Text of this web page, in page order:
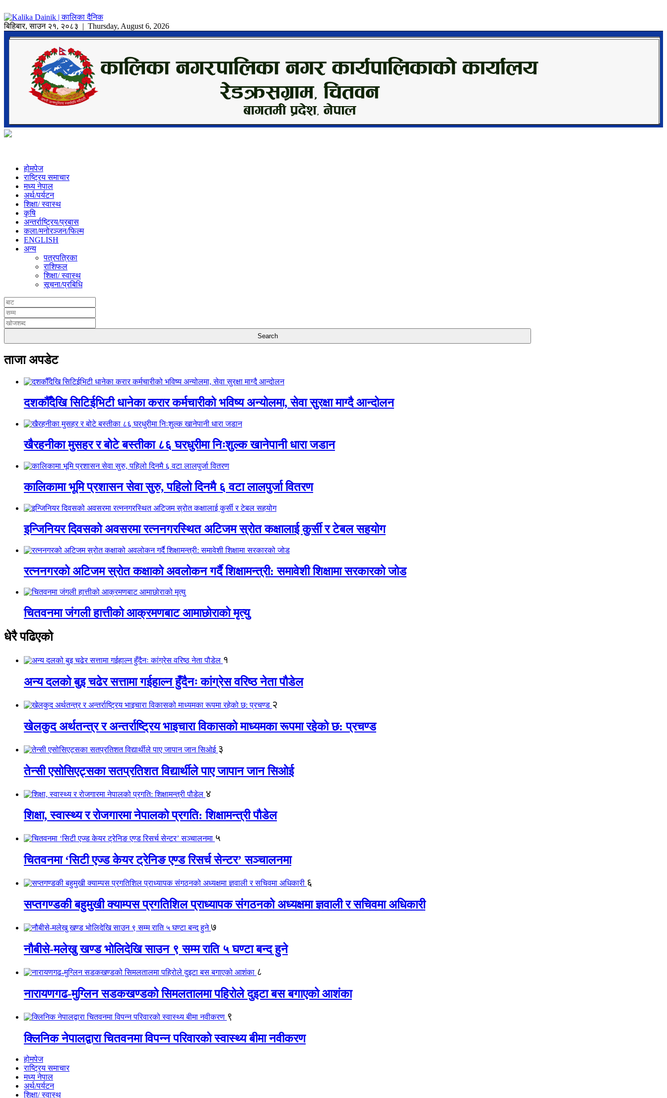
बिहिबार,साउन २१, २०८३ | Thursday, August 6, 2026
होमपेज
राष्ट्रिय समाचार
मध्य नेपाल
अर्थ/पर्यटन
शिक्षा/ स्वास्थ
कृषि
अन्तर्राष्ट्रिय/प्रबास
कला/मनोरञ्जन/फिल्म
ENGLISH
अन्य
पत्रपत्रिका
राशिफल
शिक्षा/ स्वास्थ
सूचना/प्रबिधि
ताजा अपडेट
दशकौँदेखि सिटिईभिटी धानेका करार कर्मचारीको भविष्य अन्योलमा, सेवा सुरक्षा माग्दै आन्दोलन
खैरहनीका मुसहर र बोटे बस्तीका ८६ घरधुरीमा निःशुल्क खानेपानी धारा जडान
कालिकामा भूमि प्रशासन सेवा सुरु, पहिलो दिनमै ६ वटा लालपुर्जा वितरण
इन्जिनियर दिवसको अवसरमा रत्ननगरस्थित अटिजम स्रोत कक्षालाई कुर्सी र टेबल सहयोग
रत्ननगरको अटिजम स्रोत कक्षाको अवलोकन गर्दै शिक्षामन्त्री: समावेशी शिक्षामा सरकारको जोड
चितवनमा जंगली हात्तीको आक्रमणबाट आमाछोराको मृत्यु
धेरै पढिएको
१
अन्य दलको बुइ चढेर सत्तामा गईहाल्न हुँदैनः कांग्रेस वरिष्ठ नेता पौडेल
२
खेलकुद अर्थतन्त्र र अन्तर्राष्ट्रिय भाइचारा विकासको माध्यमका रूपमा रहेको छ: प्रचण्ड
३
तेन्सी एसोसिएट्सका सतप्रतिशत विद्यार्थीले पाए जापान जान सिओई
४
शिक्षा, स्वास्थ्य र रोजगारमा नेपालको प्रगति: शिक्षामन्त्री पौडेल
५
चितवनमा ‘सिटी एज्ड केयर ट्रेनिङ एण्ड रिसर्च सेन्टर’ सञ्चालनमा
६
सप्तगण्डकी बहुमुखी क्याम्पस प्रगतिशिल प्राध्यापक संगठनको अध्यक्षमा ज्ञवाली र सचिवमा अधिकारी
७
नौबीसे-मलेखु खण्ड भोलिदेखि साउन ९ सम्म राति ५ घण्टा बन्द हुने
८
नारायणगढ-मुग्लिन सडकखण्डको सिमलतालमा पहिरोले दुइटा बस बगाएको आशंका
९
क्लिनिक नेपालद्वारा चितवनमा विपन्न परिवारको स्वास्थ्य बीमा नवीकरण
होमपेज
राष्ट्रिय समाचार
मध्य नेपाल
अर्थ/पर्यटन
शिक्षा/ स्वास्थ